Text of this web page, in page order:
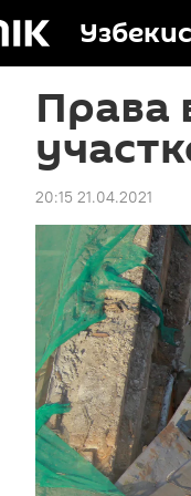
Права
20:15 21.04.2021